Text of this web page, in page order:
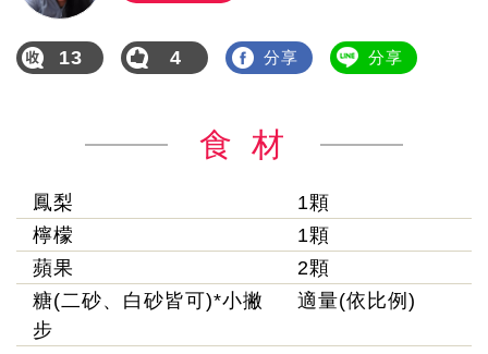
13 4 分享 分享
食 材
鳳梨
1顆
檸檬
1顆
蘋果
2顆
糖(二砂、白砂皆可)*小撇
步
適量(依比例)